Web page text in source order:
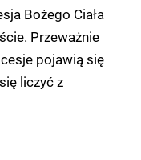
Bożego Ciała
Przeważnie
pojawią się
liczyć z